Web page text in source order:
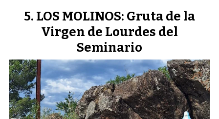
LOS MOLINOS: Gruta de la
Virgen de Lourdes del
Seminario